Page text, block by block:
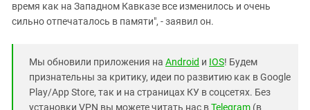
время как на Западном Кавказе все изменилось и очень
сильно отпечаталось в памяти", - заявил он.
Мы обновили приложения на Android и IOS! Будем
признательны за критику, идеи по развитию как в Google
Play/App Store, так и на страницах КУ в соцсетях. Без
установки VPN вы можете читать нас вTelegram (в